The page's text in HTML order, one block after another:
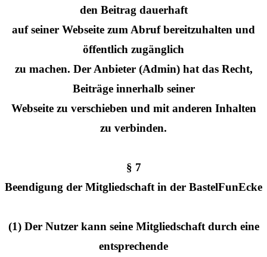
den Beitrag dauerhaft
auf seiner Webseite zum Abruf bereitzuhalten und
öffentlich zugänglich
zu machen. Der Anbieter (Admin) hat das Recht,
Beiträge innerhalb seiner
Webseite zu verschieben und mit anderen Inhalten
zu verbinden.
§ 7
Beendigung der Mitgliedschaft in der BastelFunEcke
(1) Der Nutzer kann seine Mitgliedschaft durch eine
entsprechende